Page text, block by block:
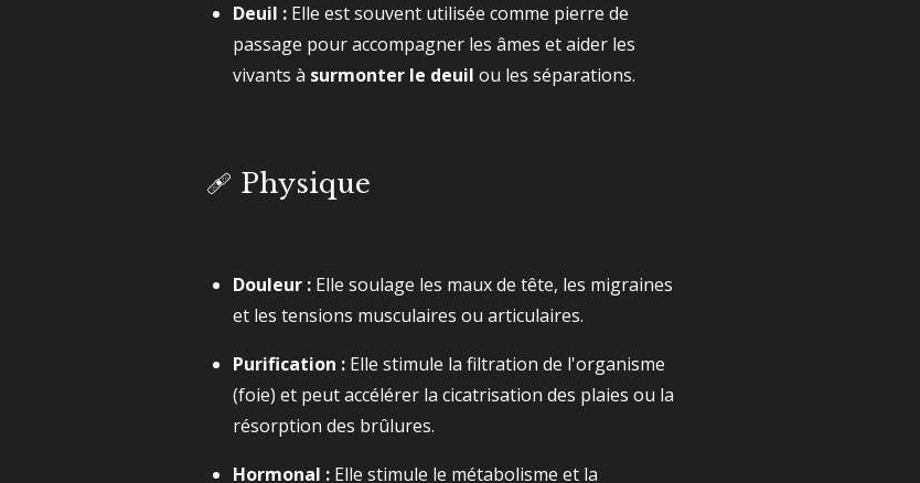
Deuil : Elle est souvent utilisée comme pierre de
passage pour accompagner les âmes et aider les
vivants à surmonter le deuil ou les séparations.
🩹 Physique
Douleur : Elle soulage les maux de tête, les migraines
et les tensions musculaires ou articulaires.
Purification : Elle stimule la filtration de l'organisme
(foie) et peut accélérer la cicatrisation des plaies ou la
résorption des brûlures.
Hormonal : Elle stimule le métabolisme et la